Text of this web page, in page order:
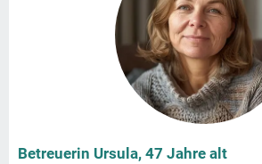
Betreuerin Ursula, 47 Jahre alt